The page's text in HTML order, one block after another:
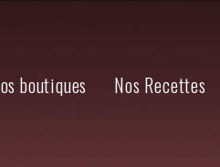
boutiques Nos Recettes